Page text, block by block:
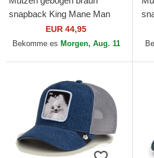
snapback King Mane Man
The Farm Goorin Bros.
EUR 44,95
Bekomme es Morgen, Aug. 11